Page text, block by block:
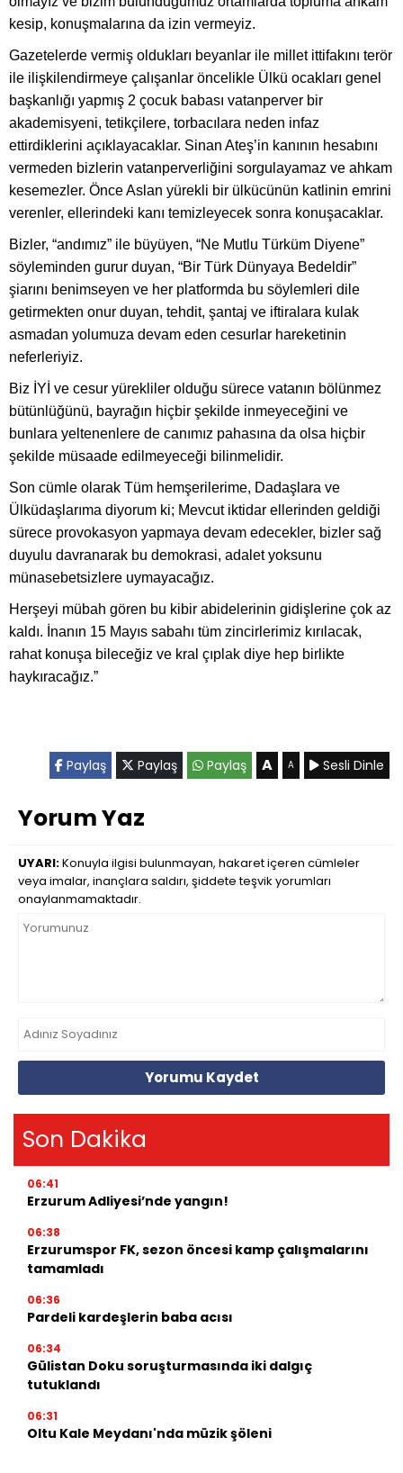
kesip, konuşmalarına da izin vermeyiz.
Gazetelerde vermiş oldukları beyanlar ile millet ittifakını terör
ile ilişkilendirmeye çalışanlar öncelikle Ülkü ocakları genel
başkanlığı yapmış 2 çocuk babası vatanperver bir
akademisyeni, tetikçilere, torbacılara neden infaz
ettirdiklerini açıklayacaklar. Sinan Ateş’in kanının hesabını
vermeden bizlerin vatanperverliğini sorgulayamaz ve ahkam
kesemezler. Önce Aslan yürekli bir ülkücünün katlinin emrini
verenler, ellerindeki kanı temizleyecek sonra konuşacaklar.
Bizler, “andımız” ile büyüyen, “Ne Mutlu Türküm Diyene”
söyleminden gurur duyan, “Bir Türk Dünyaya Bedeldir”
şiarını benimseyen ve her platformda bu söylemleri dile
getirmekten onur duyan, tehdit, şantaj ve iftiralara kulak
asmadan yolumuza devam eden cesurlar hareketinin
neferleriyiz.
Biz İYİ ve cesur yürekliler olduğu sürece vatanın bölünmez
bütünlüğünü, bayrağın hiçbir şekilde inmeyeceğini ve
bunlara yeltenenlere de canımız pahasına da olsa hiçbir
şekilde müsaade edilmeyeceği bilinmelidir.
Son cümle olarak Tüm hemşerilerime, Dadaşlara ve
Ülküdaşlarıma diyorum ki; Mevcut iktidar ellerinden geldiği
sürece provokasyon yapmaya devam edecekler, bizler sağ
duyulu davranarak bu demokrasi, adalet yoksunu
münasebetsizlere uymayacağız.
Herşeyi mübah gören bu kibir abidelerinin gidişlerine çok az
kaldı. İnanın 15 Mayıs sabahı tüm zincirlerimiz kırılacak,
rahat konuşa bileceğiz ve kral çıplak diye hep birlikte
haykıracağız.”
Paylaş Paylaş Paylaş A A Sesli Dinle
Yorum Yaz
UYARI:Konuyla ilgisi bulunmayan, hakaret içeren cümleler
veya imalar, inançlara saldırı, şiddete teşvik yorumları
onaylanmamaktadır.
Yorumu Kaydet
Son Dakika
06:41
Erzurum Adliyesi’nde yangın!
06:38
Erzurumspor FK, sezon öncesi kamp çalışmalarını
tamamladı
06:36
Pardeli kardeşlerin baba acısı
06:34
Gülistan Doku soruşturmasında iki dalgıç
tutuklandı
06:31
Oltu Kale Meydanı'nda müzik şöleni